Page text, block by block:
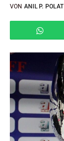
VON ANIL P. POLAT